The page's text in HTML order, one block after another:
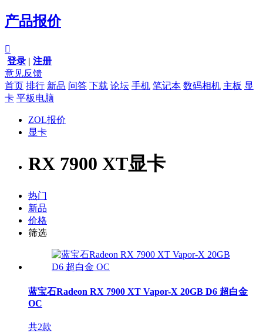
产品报价

登录 | 注册
意见反馈
首页 排行 新品 问答 下载 论坛 手机 笔记本 数码相机 主板 显
卡 平板电脑
ZOL报价
显卡
RX 7900 XT显卡
热门
新品
价格
筛选
蓝宝石Radeon RX 7900 XT Vapor-X 20GB D6 超白金
OC
共2款